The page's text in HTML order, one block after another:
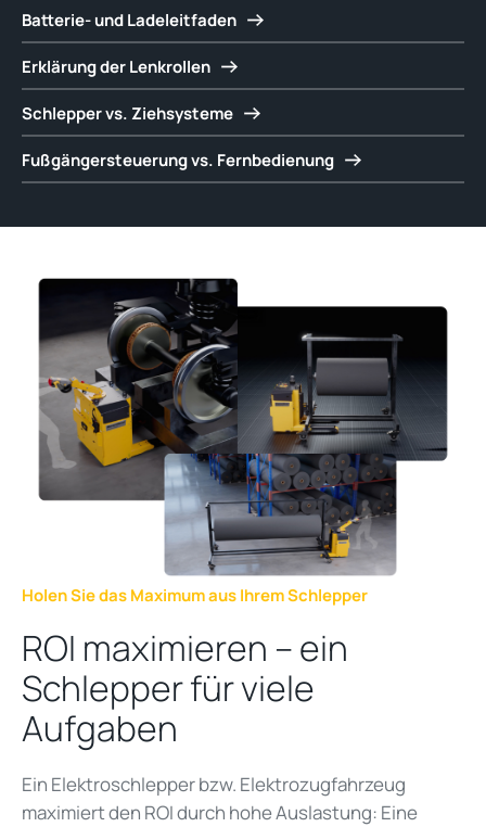
Batterie- und Ladeleitfaden
Erklärung der Lenkrollen
Schlepper vs. Ziehsysteme
Fußgängersteuerung vs. Fernbedienung
Holen Sie das Maximum aus Ihrem Schlepper
ROI maximieren – ein
Schlepper für viele
Aufgaben
Ein Elektroschlepper bzw. Elektrozugfahrzeug
maximiert den ROI durch hohe Auslastung: Eine